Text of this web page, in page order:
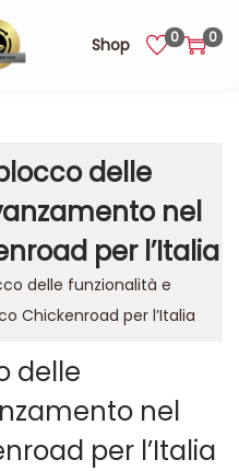
Shop 0 0
delle
nel
per l’Italia
delle funzionalità e
Chickenroad per l’Italia
delle
nel
per l’Italia